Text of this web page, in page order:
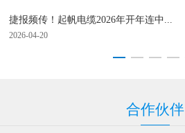
捷报频传！起帆电缆2026年开年连中...
2026-04-20
合作伙伴